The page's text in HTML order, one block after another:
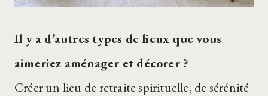
Il y a d’autres types de lieux que vous
aimeriez aménager et décorer ?
Créer un lieu de retraite spirituelle, de sérénité